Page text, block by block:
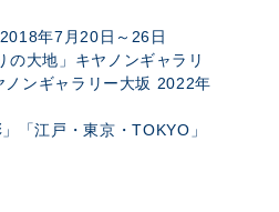
2018年7月 20日～ 26日
の大地」キヤノンギャラリ
ノンギャラリー大坂 2022年
」「江戸・東京・TOKYO 」